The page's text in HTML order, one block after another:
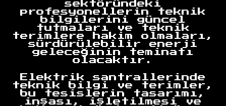
sektöründeki
profesyonellerin teknik
bilgilerini güncel
tutmaları ve teknik
terimlere hakim olmaları,
sürdürülebilir enerji
geleceğinin teminatı
olacaktır.
Elektrik santrallerinde
teknik bilgi ve terimler,
bu tesislerin tasarımı,
inşası, işletilmesi ve